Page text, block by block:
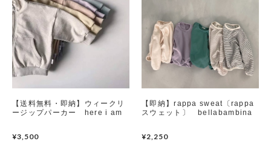
【送料無料・即納】ウィークリ
ージップパーカー here i am
¥3,500
【即納】rappa sweat〔rappa
スウェット〕 bellabambina
¥2,250